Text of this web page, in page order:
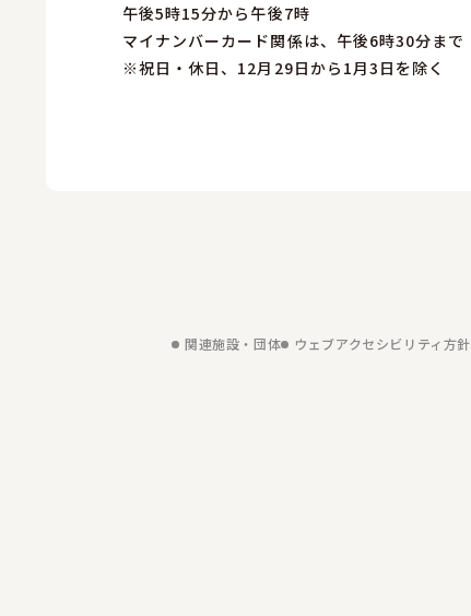
午後5時15分から午後7時
マイナンバーカード関係は、午後6時30分まで
※祝日・休日、12月29日から1月3日を除く
関連施設・団体 ウェブアクセシビリティ方針